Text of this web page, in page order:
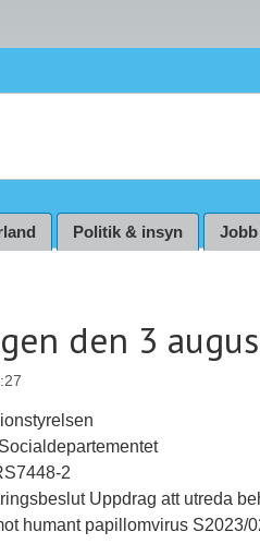
Politik & insyn
den 3
2
Uppdrag att utreda
humant papillomvirus S2023/